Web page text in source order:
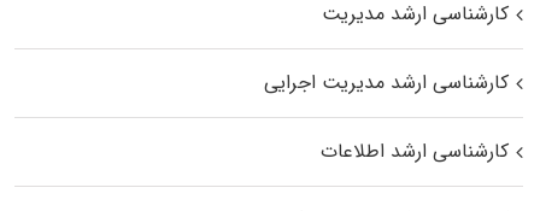
کارشناسی ارشد مدیریت
کارشناسی ارشد مدیریت اجرایی
کارشناسی ارشد اطلاعات